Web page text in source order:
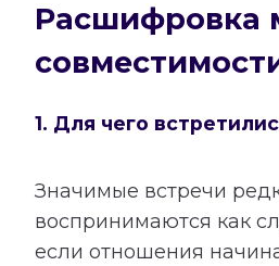
Расшифровка
1. Для чего
Значимые встречи
воспринимаются как
если отношения